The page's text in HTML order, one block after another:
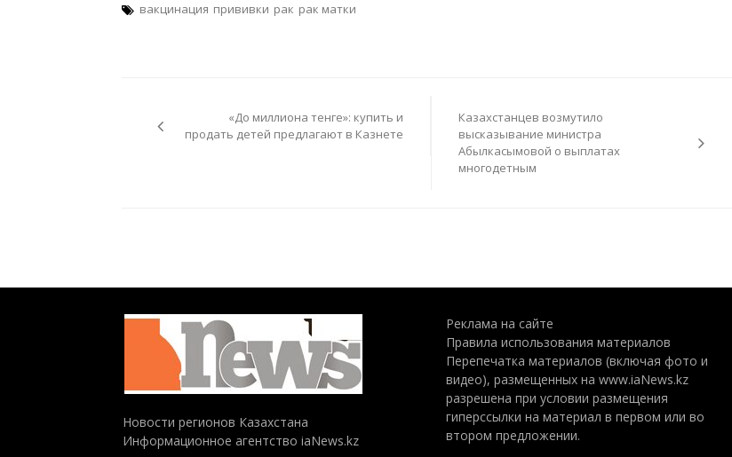
вакцинация прививки рак рак матки
записям
«До миллиона тенге»: купить и
продать детей предлагают в Казнете
Казахстанцев возмутило
высказывание министра
Абылкасымовой о выплатах
многодетным
Новости регионов Казахстана
Информационное агентство iaNews.kz
Реклама на сайте
Правила использования материалов
Перепечатка материалов (включая фото и
видео), размещенных на www.iaNews.kz
разрешена при условии размещения
гиперссылки на материал в первом или во
втором предложении.